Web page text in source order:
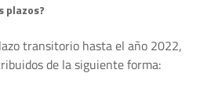
plazos?
transitorio hasta el año 2022,
de la siguiente forma: